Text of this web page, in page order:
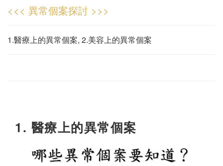
<<< 異常個案探討 >>>
1.醫療上的異常個案, 2.美容上的異常個案
1. 醫療上的異常個案